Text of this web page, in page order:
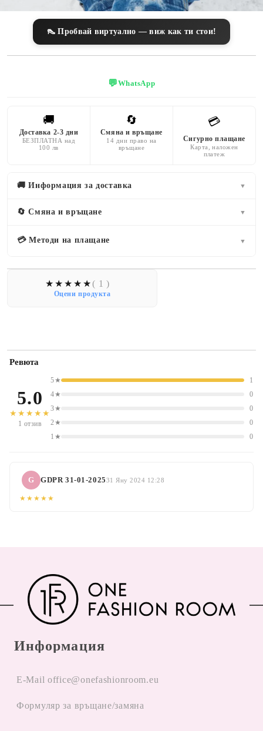
👠 Пробвай виртуално — виж как ти стои!
💬WhatsApp
🚚
Доставка 2-3 дни
БЕЗПЛАТНА над
100 лв
🔄
Смяна и връщане
14 дни право на
връщане
💳
Сигурно плащане
Карта, наложен
платеж
🚚 Информация за доставка ▼
🔄 Смяна и връщане ▼
💳 Методи на плащане ▼
( 1 )
Оцени продукта
Ревюта
5.0
★★★★★
1 отзив
5★
1
4★
0
3★
0
2★
0
1★
0
G GDPR 31-01-202531 Яну 2024 12:28
★★★★★
Информация
E-Mail office@onefashionroom.eu
Формуляр за връщане/замяна